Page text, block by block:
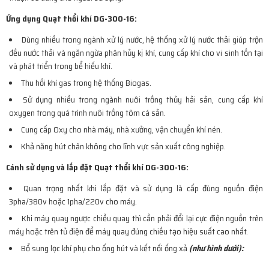
Ứng dụng Quạt thổi khí DG-300-16:
Dùng nhiều trong ngành xử lý nước, hệ thống xử lý nước thải giúp trộn
đều nước thải và ngăn ngừa phân hủy kị khí, cung cấp khí cho vi sinh tồn tại
và phát triển trong bể hiếu khí.
Thu hồi khí gas trong hệ thống Biogas.
Sử dụng nhiều trong ngành nuôi trồng thủy hải sản, cung cấp khí
oxygen trong quá trình nuôi trồng tôm cá sản.
Cung cấp Oxy cho nhà máy, nhà xưởng, vận chuyển khí nén.
Khả năng hút chân không cho lĩnh vực sản xuất công nghiệp.
Cánh sử dụng và lắp đặt Quạt thổi khí DG-300-16:
Quan trọng nhất khi lắp đặt và sử dụng là cấp đùng nguồn điện
3pha/380v hoặc 1pha/220v cho máy.
Khi máy quay ngược chiều quay thì cần phải đổi lại cực điện nguồn trên
máy hoặc trên tủ điện để máy quay đúng chiều tạo hiệu suất cao nhất.
Bổ sung lọc khí phụ cho ống hút và kết nối ống xả (như hình dưới):